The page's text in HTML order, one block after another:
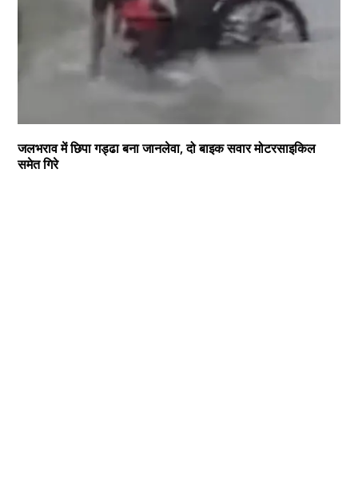
जलभराव में छिपा गड्ढा बना जानलेवा, दो बाइक सवार मोटरसाइकिल
समेत गिरे